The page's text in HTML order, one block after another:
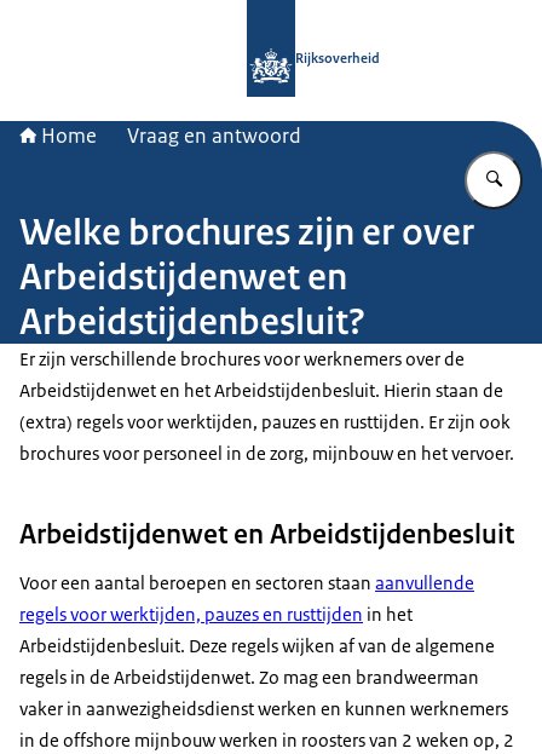
Rijksoverheid
Home Vraag en antwoord
Welke brochures zijn er over
Arbeidstijdenwet en
Arbeidstijdenbesluit?
Er zijn verschillende brochures voor werknemers over de
Arbeidstijdenwet en het Arbeidstijdenbesluit. Hierin staan de
(extra) regels voor werktijden, pauzes en rusttijden. Er zijn ook
brochures voor personeel in de zorg, mijnbouw en het vervoer.
Arbeidstijdenwet en Arbeidstijdenbesluit
Voor een aantal beroepen en sectoren staan aanvullende
regels voor werktijden, pauzes en rusttijden in het
Arbeidstijdenbesluit. Deze regels wijken af van de algemene
regels in de Arbeidstijdenwet. Zo mag een brandweerman
vaker in aanwezigheidsdienst werken en kunnen werknemers
in de offshore mijnbouw werken in roosters van 2 weken op, 2